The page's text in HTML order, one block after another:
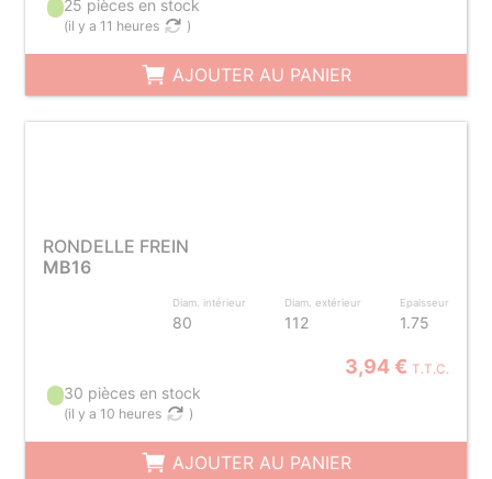
25 pièces en stock
(il y a 11 heures )
AJOUTER AU PANIER
RONDELLE FREIN
MB16
Diam. intérieur
80
Diam. extérieur
112
Epaisseur
1.75
3,94 € T.T.C.
30 pièces en stock
(il y a 10 heures )
AJOUTER AU PANIER